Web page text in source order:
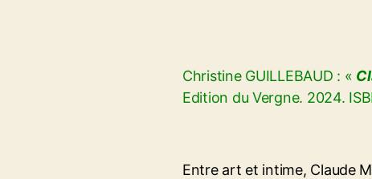
Christine GUILLEBAUD : «
Edition du Vergne. 2024.
Entre art et intime, Claude